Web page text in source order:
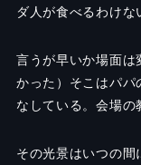
ダ人が食べるわけな
言うが早いか場面は
かった）そこはパパ
なしている。会場の
その光景はいつの